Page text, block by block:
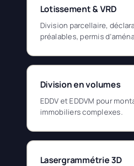
Lotissement & VRD
Division parcellaire,
préalables, permis
Division en volumes
EDDV et EDDVM pour
immobiliers complexes.
Lasergrammétrie 3D